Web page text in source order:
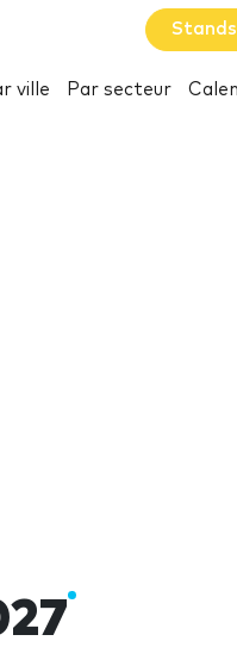
ville Par secteur